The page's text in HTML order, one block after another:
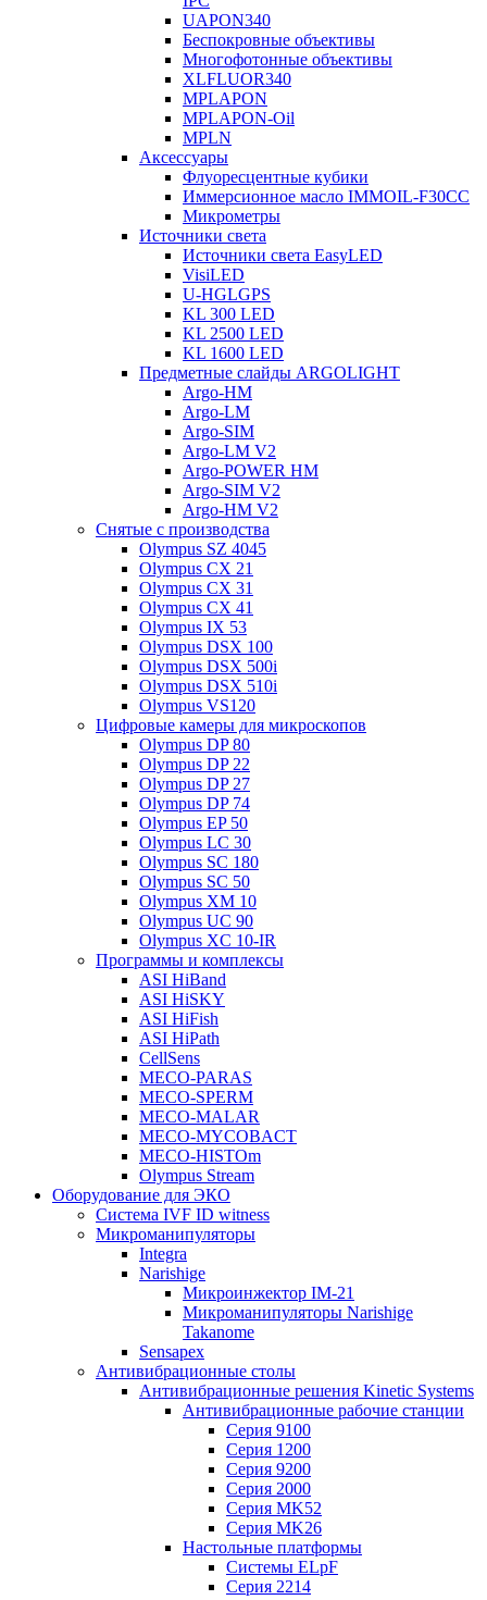
UAPON340
Беспокровные объективы
Многофотонные объективы
XLFLUOR340
MPLAPON
MPLAPON-Oil
MPLN
Аксессуары
Флуоресцентные кубики
Иммерсионное масло IMMOIL-F30CC
Микрометры
Источники света
Источники света EasyLED
VisiLED
U-HGLGPS
KL 300 LED
KL 2500 LED
KL 1600 LED
Предметные слайды ARGOLIGHT
Argo-HM
Argo-LM
Argo-SIM
Argo-LM V2
Argo-POWER HM
Argo-SIM V2
Argo-HM V2
Снятые с производства
Olympus SZ 4045
Olympus CX 21
Olympus CX 31
Olympus CX 41
Olympus IX 53
Olympus DSX 100
Olympus DSX 500i
Olympus DSX 510i
Olympus VS120
Цифровые камеры для микроскопов
Olympus DP 80
Olympus DP 22
Olympus DP 27
Olympus DP 74
Olympus EP 50
Olympus LC 30
Olympus SC 180
Olympus SC 50
Olympus XM 10
Olympus UC 90
Olympus XC 10-IR
Программы и комплексы
ASI HiBand
ASI HiSKY
ASI HiFish
ASI HiPath
CellSens
MECO-PARAS
MECO-SPERM
MECO-MALAR
MECO-MYCOBACT
MECO-HISTOm
Olympus Stream
Оборудование для ЭКО
Система IVF ID witness
Микроманипуляторы
Integra
Narishige
Микроинжектор IM-21
Микроманипуляторы Narishige
Takanome
Sensapex
Антивибрационные столы
Антивибрационные решения Kinetic Systems
Антивибрационные рабочие станции
Серия 9100
Серия 1200
Серия 9200
Серия 2000
Серия MK52
Серия MK26
Настольные платформы
Системы ELpF
Серия 2214